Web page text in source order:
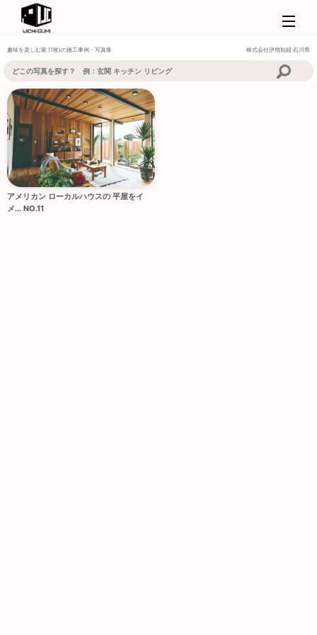
趣味を楽しむ家 (1枚)の施工事例・写真集 株式会社伊地知組 石川県
アメリカン ローカルハウスの 平屋をイ
メ... NO.11